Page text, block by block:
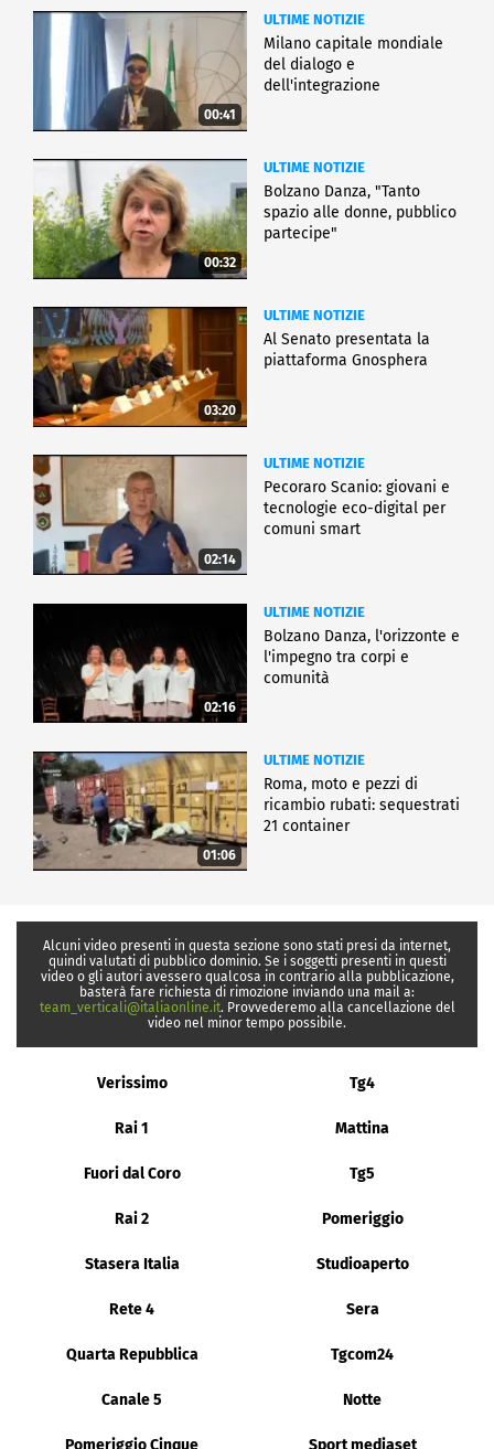
00:41
ULTIME NOTIZIE
Milano capitale mondiale
del dialogo e
dell'integrazione
00:32
ULTIME NOTIZIE
Bolzano Danza, "Tanto
spazio alle donne, pubblico
partecipe"
03:20
ULTIME NOTIZIE
Al Senato presentata la
piattaforma Gnosphera
02:14
ULTIME NOTIZIE
Pecoraro Scanio: giovani e
tecnologie eco-digital per
comuni smart
02:16
ULTIME NOTIZIE
Bolzano Danza, l'orizzonte e
l'impegno tra corpi e
comunità
01:06
ULTIME NOTIZIE
Roma, moto e pezzi di
ricambio rubati: sequestrati
21 container
Alcuni video presenti in questa sezione sono stati presi da internet,
quindi valutati di pubblico dominio. Se i soggetti presenti in questi
video o gli autori avessero qualcosa in contrario alla pubblicazione,
basterà fare richiesta di rimozione inviando una mail a:
team_verticali@italiaonline.it. Provvederemo alla cancellazione del
video nel minor tempo possibile.
Verissimo Tg4
Rai 1 Mattina
Fuori dal Coro Tg5
Rai 2 Pomeriggio
Stasera Italia Studioaperto
Rete 4 Sera
Quarta Repubblica Tgcom24
Canale 5 Notte
Pomeriggio Cinque Sport mediaset